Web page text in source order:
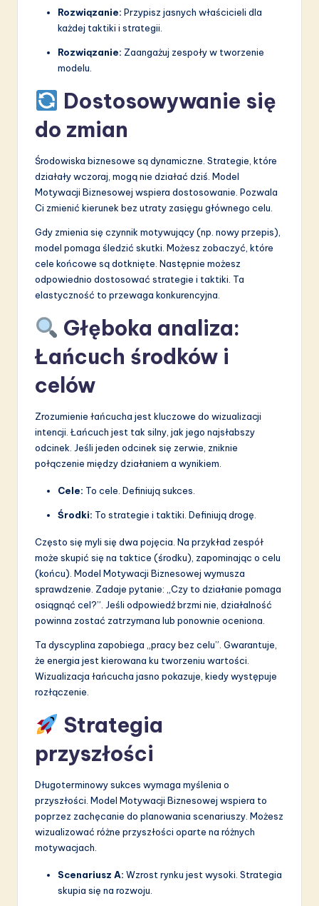
Rozwiązanie: Przypisz jasnych właścicieli dla
każdej taktiki i strategii.
Rozwiązanie: Zaangażuj zespoły w tworzenie
modelu.
Dostosowywanie się
do zmian
Środowiska biznesowe są dynamiczne. Strategie, które
działały wczoraj, mogą nie działać dziś. Model
Motywacji Biznesowej wspiera dostosowanie. Pozwala
Ci zmienić kierunek bez utraty zasięgu głównego celu.
Gdy zmienia się czynnik motywujący (np. nowy przepis),
model pomaga śledzić skutki. Możesz zobaczyć, które
cele końcowe są dotknięte. Następnie możesz
odpowiednio dostosować strategie i taktiki. Ta
elastyczność to przewaga konkurencyjna.
Głęboka analiza:
Łańcuch środków i
celów
Zrozumienie łańcucha jest kluczowe do wizualizacji
intencji. Łańcuch jest tak silny, jak jego najsłabszy
odcinek. Jeśli jeden odcinek się zerwie, zniknie
połączenie między działaniem a wynikiem.
Cele: To cele. Definiują sukces.
Środki: To strategie i taktiki. Definiują drogę.
Często się myli się dwa pojęcia. Na przykład zespół
może skupić się na taktice (środku), zapominając o celu
(końcu). Model Motywacji Biznesowej wymusza
sprawdzenie. Zadaje pytanie: „Czy to działanie pomaga
osiągnąć cel?”. Jeśli odpowiedź brzmi nie, działalność
powinna zostać zatrzymana lub ponownie oceniona.
Ta dyscyplina zapobiega „pracy bez celu”. Gwarantuje,
że energia jest kierowana ku tworzeniu wartości.
Wizualizacja łańcucha jasno pokazuje, kiedy występuje
rozłączenie.
Strategia
przyszłości
Długoterminowy sukces wymaga myślenia o
przyszłości. Model Motywacji Biznesowej wspiera to
poprzez zachęcanie do planowania scenariuszy. Możesz
wizualizować różne przyszłości oparte na różnych
motywacjach.
Scenariusz A: Wzrost rynku jest wysoki. Strategia
skupia się na rozwoju.